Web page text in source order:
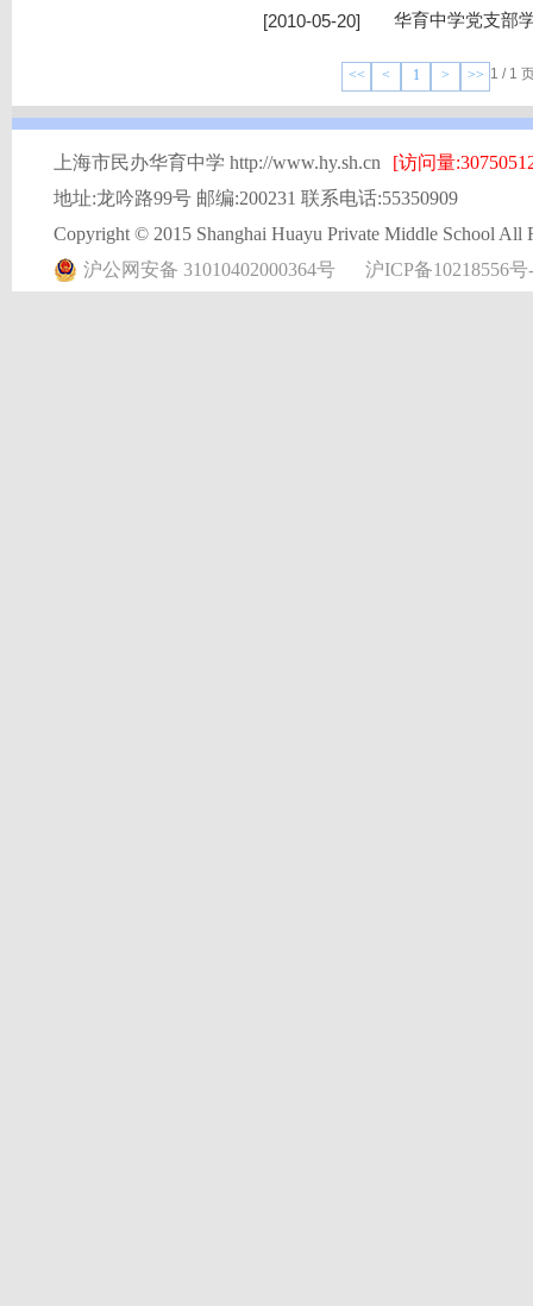
华育中学党支部
[2010-05-20]
<< < 1 > >> 1 / 1
上海市民办华育中学 http://www.hy.sh.cn
[访问量
地址:龙吟路99号 邮编:200231 联系电话:55350909
Copyright © 2015 Shanghai Huayu Private Middle School All
沪公网安备 31010402000364号
沪ICP备10218556号